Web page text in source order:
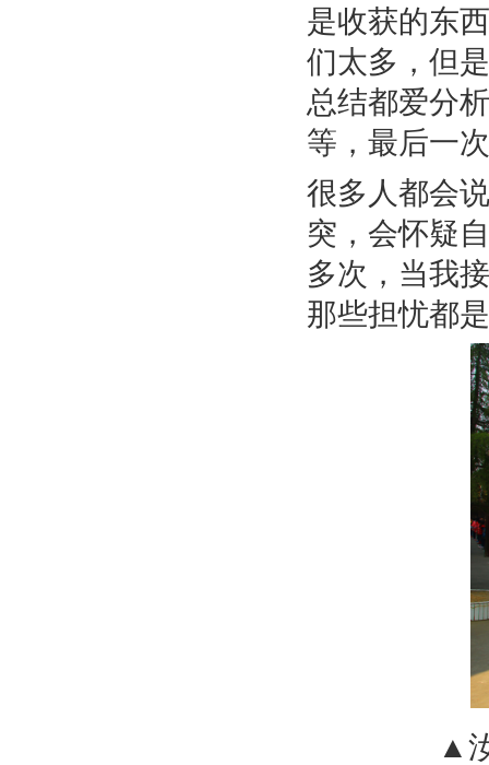
是收获的东
们太多，但
总结都爱分
等，最后一
很多人都会
突，会怀疑
多次，当我
那些担忧都
▲